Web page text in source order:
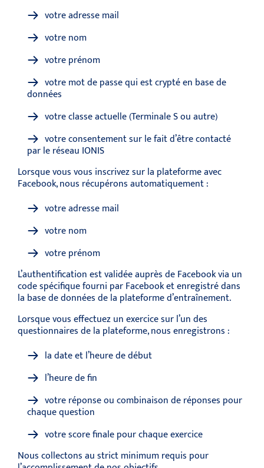
votre adresse mail
votre nom
votre prénom
votre mot de passe qui est crypté en base de
données
votre classe actuelle (Terminale S ou autre)
votre consentement sur le fait d’être contacté
par le réseau IONIS
Lorsque vous vous inscrivez sur la plateforme avec
Facebook, nous récupérons automatiquement :
votre adresse mail
votre nom
votre prénom
L’authentification est validée auprès de Facebook via un
code spécifique fourni par Facebook et enregistré dans
la base de données de la plateforme d’entraînement.
Lorsque vous effectuez un exercice sur l’un des
questionnaires de la plateforme, nous enregistrons :
la date et l’heure de début
l’heure de fin
votre réponse ou combinaison de réponses pour
chaque question
votre score finale pour chaque exercice
Nous collectons au strict minimum requis pour